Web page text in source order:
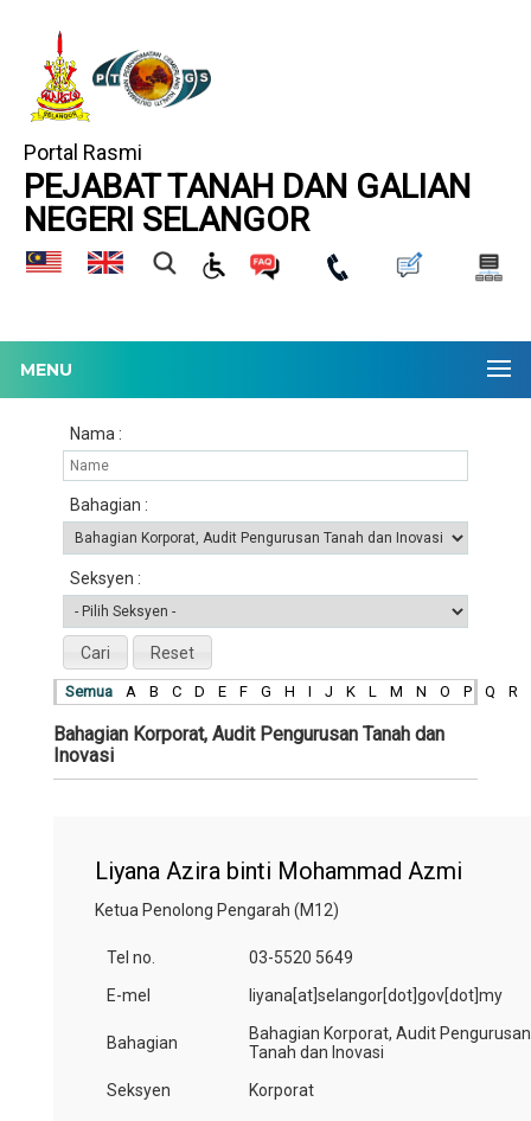
Portal Rasmi
PEJABAT TANAH DAN GALIAN
NEGERI SELANGOR
MENU
Nama :
Bahagian :
Seksyen :
Cari Reset
Semua A B C D E F G H I J K L M N O P Q R
Bahagian Korporat, Audit Pengurusan Tanah dan
Inovasi
Liyana Azira binti Mohammad Azmi
Ketua Penolong Pengarah (M12)
Tel no.
03-5520 5649
E-mel
liyana[at]selangor[dot]gov[dot]my
Bahagian
Bahagian Korporat, Audit Pengurusan
Tanah dan Inovasi
Seksyen
Korporat